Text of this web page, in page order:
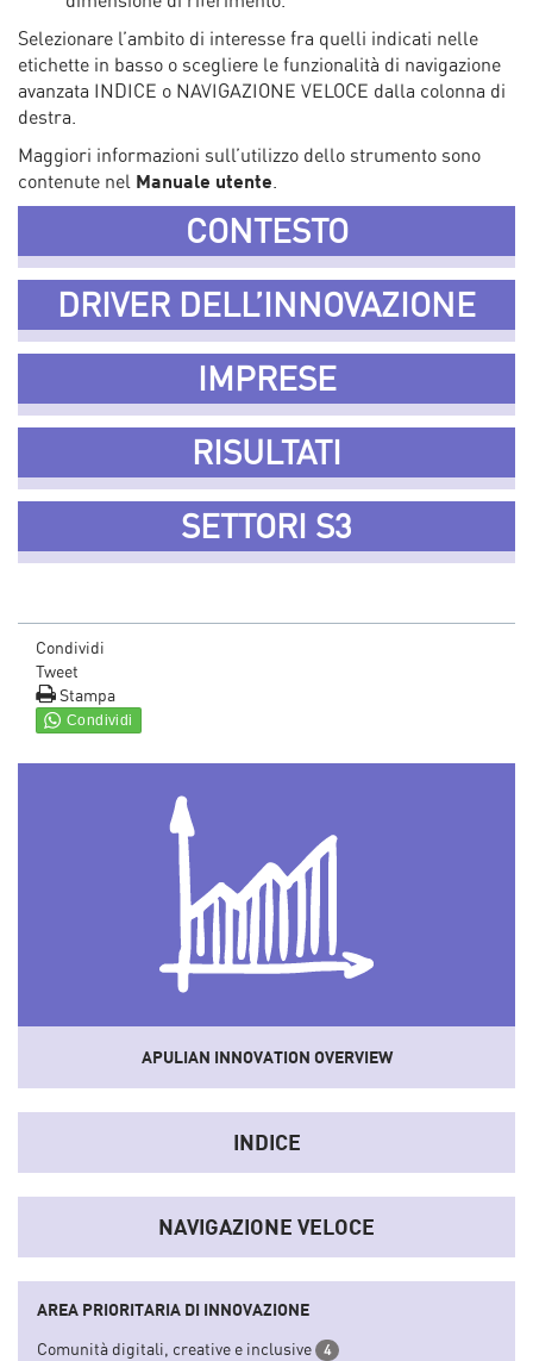
Selezionare l’ambito di interesse fra quelli indicati nelle
etichette in basso o scegliere le funzionalità di navigazione
avanzata INDICE o NAVIGAZIONE VELOCE dalla colonna di
destra.
Maggiori informazioni sull’utilizzo dello strumento sono
contenute nel Manuale utente.
CONTESTO
DRIVER DELL’INNOVAZIONE
IMPRESE
RISULTATI
SETTORI S3
Condividi
Tweet
Stampa
APULIAN INNOVATION OVERVIEW
Unostrumentoche sistematizza dati e informazioni del
sistema socio-economico e dell'innovazione regionale
convertendoli in indicatori sintetici.
INDICE
NAVIGAZIONE VELOCE
AREA PRIORITARIA DI INNOVAZIONE
Comunità digitali, creative e inclusive
4